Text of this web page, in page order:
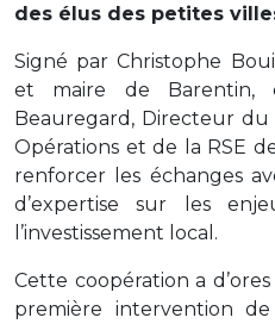
des élus des petites
Signé par Christophe
et maire de Barentin,
Beauregard, Directeur
Opérations et de la RSE
renforcer les échanges
d’expertise sur les
l’investissement local.
Cette coopération a
première intervention